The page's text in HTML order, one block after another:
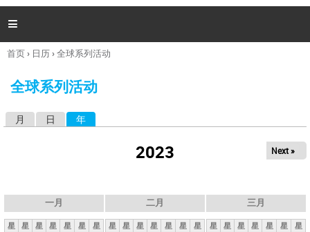

你
这
首页› 日历›全球系列活动
全球系列活动
月 日 年
2023 Next »
一月
星 星 星 星 星 星
星
二月
星 星 星 星 星 星 星
三月
星 星 星 星 星 星 星